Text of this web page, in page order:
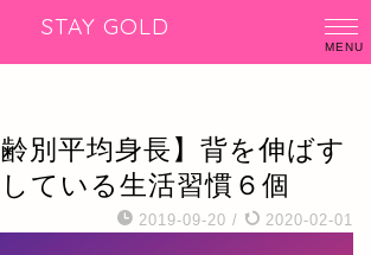
STAY GOLD
齢別平均身長】背を伸ばす
ている生活習慣６個
2019-09-20 / 2020-02-01